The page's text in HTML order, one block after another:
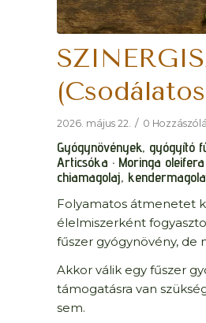
2026. május 22. / 0
Gyógynövények, gyógyító
Articsóka · Moringa
chiamagolaj,
Folyamatos átmenetet
élelmiszerként
fűszer gyógynövény, de
Akkor válik egy fűszer
támogatásra van
sem.